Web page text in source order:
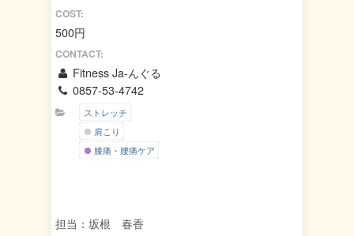
COST:
500円
CONTACT:
Fitness Ja-んぐる
0857-53-4742
ストレッチ
肩こり
膝痛・腰痛ケア
担当：坂根 春香